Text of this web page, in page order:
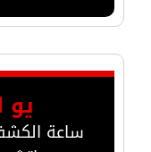
ساعة